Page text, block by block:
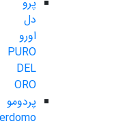
دل
اورو
PURO
DEL
ORO
پردومو